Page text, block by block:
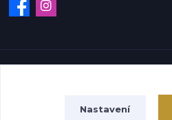
Nastavení